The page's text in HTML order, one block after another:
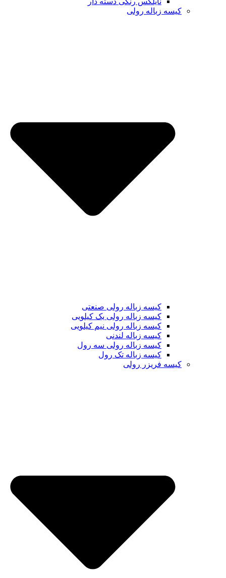
کیسه زباله رولی
کیسه زباله رولی صنعتی
کیسه زباله رولی یک کیلویی
کیسه زباله رولی نیم کیلویی
کیسه زباله لندنی
کیسه زباله رولی سه رول
کیسه زباله تک رول
کیسه فریزر رولی